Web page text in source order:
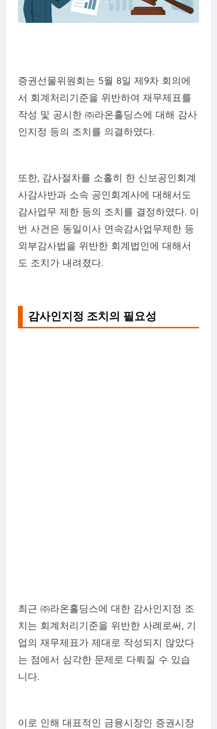
증권선물위원회는 5월 8일 제9차 회의에
서 회계처리기준을 위반하여 재무제표를
작성 및 공시한 ㈜라온홀딩스에 대해 감사
인지정 등의 조치를 의결하였다.
또한, 감사절차를 소홀히 한 신보공인회계
사감사반과 소속 공인회계사에 대해서도
감사업무 제한 등의 조치를 결정하였다. 이
번 사건은 동일이사 연속감사업무제한 등
외부감사법을 위반한 회계법인에 대해서
도 조치가 내려졌다.
감사인지정 조치의 필요성
최근 ㈜라온홀딩스에 대한 감사인지정 조
치는 회계처리기준을 위반한 사례로써, 기
업의 재무제표가 제대로 작성되지 않았다
는 점에서 심각한 문제로 다뤄질 수 있습
니다.
이로 인해 대표적인 금융시장인 증권시장